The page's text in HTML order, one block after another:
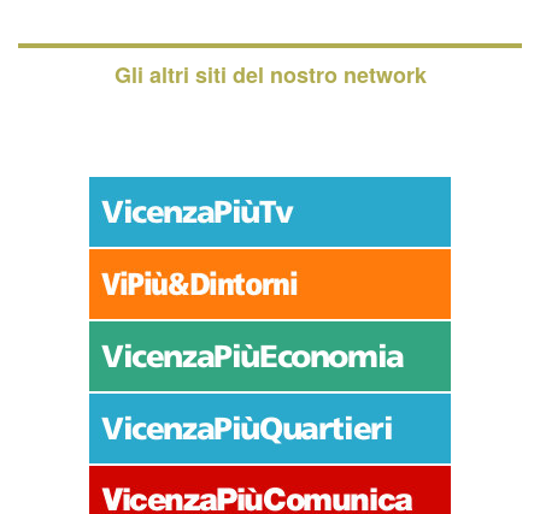
Gli altri siti del nostro network